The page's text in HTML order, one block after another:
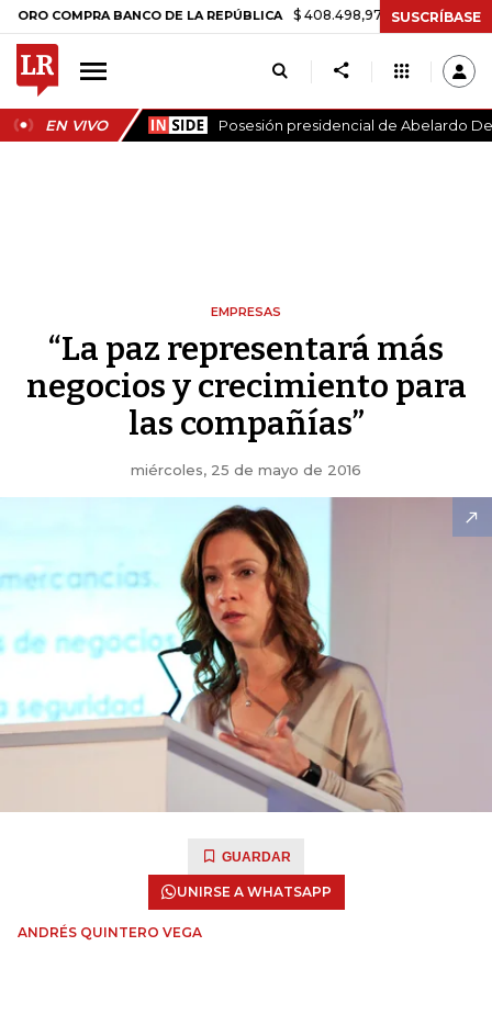
BANCO DE LA REPÚBLICA $ 408.498,97 +$ 8.753,81 +2,19%
SUSCRÍBASE
EN VIVO Posesión presidencial de Abelardo
EMPRESAS
“La paz representará más
negocios y crecimiento para
las compañías”
miércoles, 25 de mayo de 2016
GUARDAR
UNIRSE A WHATSAPP
ANDRÉS QUINTERO VEGA